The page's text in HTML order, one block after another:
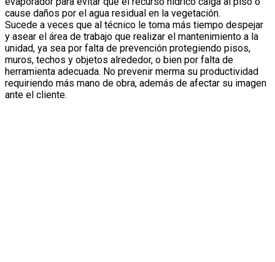
cause daños por el agua residual en la vegetación.
Sucede a veces que al técnico le toma más tiempo despejar
y asear el área de trabajo que realizar el mantenimiento a la
unidad, ya sea por falta de prevención protegiendo pisos,
muros, techos y objetos alrededor, o bien por falta de
herramienta adecuada. No prevenir merma su productividad
requiriendo más mano de obra, además de afectar su imagen
ante el cliente.